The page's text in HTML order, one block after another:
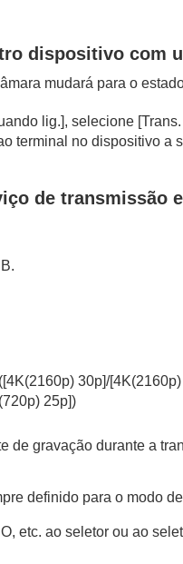
contínua/
alta
de gravação
a gravação
de um filme
externo
dispositivo com
mudará para o
lig.], selecione
terminal no dispositivo a
de transmissão
[4K(2160p) 30p]/[4K(2160p)
25p])
de gravação durante a
definido para o modo
etc. ao seletor ou ao